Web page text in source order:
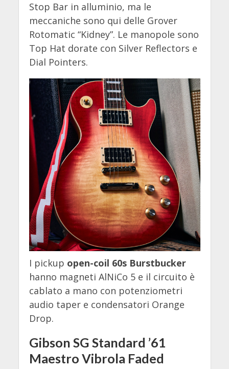
Stop Bar in alluminio, ma le
meccaniche sono qui delle Grover
Rotomatic “Kidney”. Le manopole sono
Top Hat dorate con Silver Reflectors e
Dial Pointers.
I pickup open-coil 60s Burstbucker
hanno magneti AlNiCo 5 e il circuito è
cablato a mano con potenziometri
audio taper e condensatori Orange
Drop.
Gibson SG Standard ’61
Maestro Vibrola Faded